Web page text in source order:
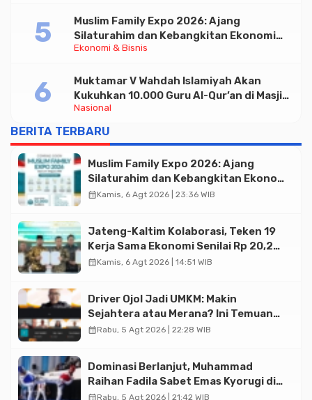
Ekonomi & Bisnis
Muslim Family Expo 2026: Ajang
Silaturahim dan Kebangkitan Ekonomi
Halal di Jakarta
Nasional
Muktamar V Wahdah Islamiyah Akan
Kukuhkan 10.000 Guru Al-Qur’an di Masjid
Istiqlal
BERITA TERBARU
Muslim Family Expo 2026: Ajang
Silaturahim dan Kebangkitan Ekonomi
Halal di Jakarta
calendar_monthKamis, 6 Agt 2026 | 23:36 WIB
Jateng-Kaltim Kolaborasi, Teken 19
Kerja Sama Ekonomi Senilai Rp 20,2
Triliun
calendar_monthKamis, 6 Agt 2026 | 14:51 WIB
Driver Ojol Jadi UMKM: Makin
Sejahtera atau Merana? Ini Temuan
Diskusi Paramadina
calendar_monthRabu, 5 Agt 2026 | 22:28 WIB
Dominasi Berlanjut, Muhammad
Raihan Fadila Sabet Emas Kyorugi di
Asian Taekwondo Indonesia Open
calendar_monthRabu, 5 Agt 2026 | 21:42 WIB